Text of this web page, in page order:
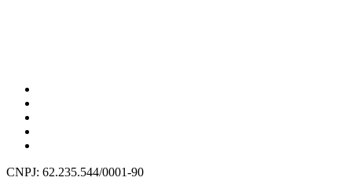
CNPJ: 62.235.544/0001-90